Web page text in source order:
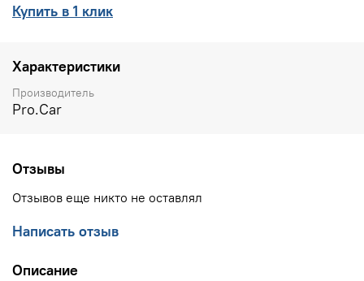
Купить в 1 клик
Характеристики
Производитель
Pro.Car
Отзывы
Отзывов еще никто не оставлял
Написать отзыв
Описание